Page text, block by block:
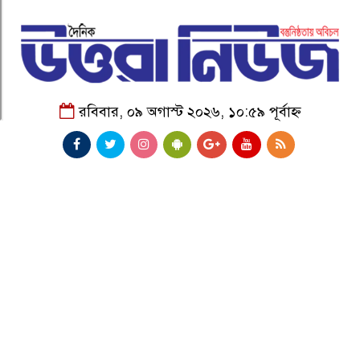
রবিবার, ০৯ অগাস্ট ২০২৬, ১০:৫৯ পূর্বাহ্ন